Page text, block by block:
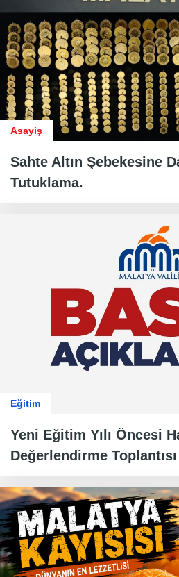
Asayiş
Sahte Altın Şebekesine
Tutuklama.
Eğitim
Yeni Eğitim Yılı Öncesi
Değerlendirme